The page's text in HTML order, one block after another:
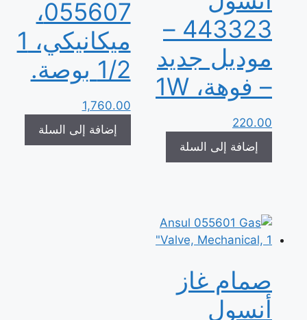
443323 –
موديل جديد
– فوهة، 1W
220.00
إضافة إلى السلة
055607،
ميكانيكي، 1
1/2 بوصة.
1,760.00
إضافة إلى السلة
صمام غاز
أنسول